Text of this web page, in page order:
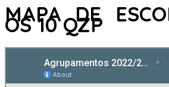
MAPA DE
OS 10 QZP